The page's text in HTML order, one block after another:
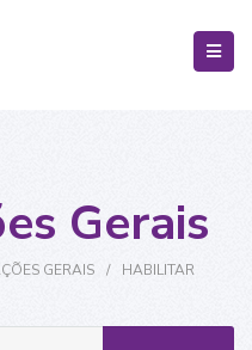
Gerais
GERAIS /
HABILITAR